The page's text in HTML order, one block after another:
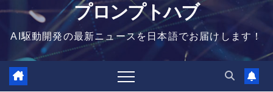
プロンプトハブ
AI駆動開発の最新ニュースを日本語でお届けします！